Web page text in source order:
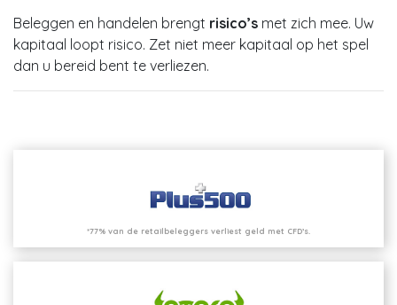
Beleggen en handelen brengt risico’s met zich mee. Uw
kapitaal loopt risico. Zet niet meer kapitaal op het spel
dan u bereid bent te verliezen.
*77% van de retailbeleggers verliest geld met CFD’s.